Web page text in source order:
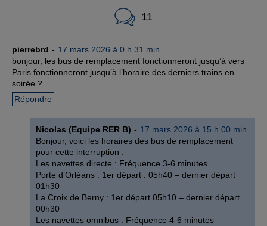
11
pierrebrd
17 mars 2026 à 0 h 31 min
bonjour, les bus de remplacement fonctionneront jusqu’à vers
Paris fonctionneront jusqu’à l’horaire des derniers trains en
soirée ?
Répondre
Nicolas (Equipe RER B)
17 mars 2026 à 15 h 00 min
Bonjour, voici les horaires des bus de remplacement
pour cette interruption :
Les navettes directe : Fréquence 3-6 minutes
Porte d’Orléans : 1er départ : 05h40 – dernier départ
01h30
La Croix de Berny : 1er départ 05h10 – dernier départ
00h30
Les navettes omnibus : Fréquence 4-6 minutes